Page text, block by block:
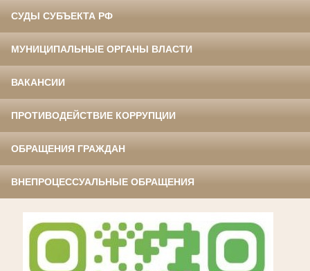
СУДЫ СУБЪЕКТА РФ
МУНИЦИПАЛЬНЫЕ ОРГАНЫ ВЛАСТИ
ВАКАНСИИ
ПРОТИВОДЕЙСТВИЕ КОРРУПЦИИ
ОБРАЩЕНИЯ ГРАЖДАН
ВНЕПРОЦЕССУАЛЬНЫЕ ОБРАЩЕНИЯ